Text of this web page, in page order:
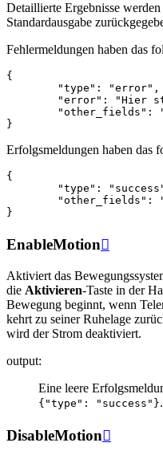
Detaillierte Ergebnisse
Standardausgabe
Fehlermeldungen haben das
{
"type" : "error" ,
"error" :
"Hier
"other_fields" :
}
Erfolgsmeldungen haben das
{
"type" :
"other_fields" :
}
EnableMotion
Aktiviert das
die Aktivieren-Taste in der
Bewegung beginnt, wenn
kehrt zu seiner Ruhelage
wird der Strom deaktiviert.
output:
Eine leere
{"type": "success"}.
DisableMotion